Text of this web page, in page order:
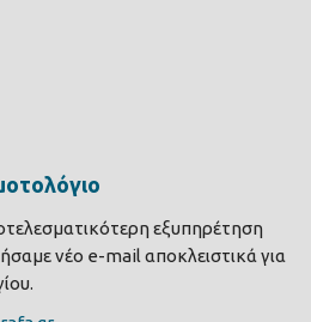
εξυπηρέτηση
νέο e-mail αποκλειστικά για